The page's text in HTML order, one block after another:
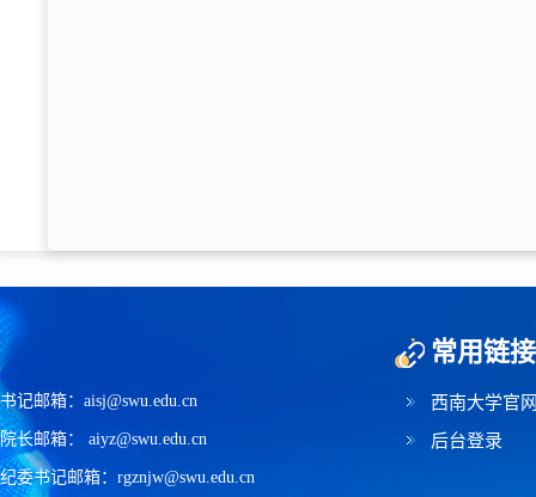
书记邮箱：aisj@swu.edu.cn
院长邮箱： aiyz@swu.edu.cn
纪委书记邮箱：rgznjw@swu.edu.cn
常用链接
西南大学官
后台登录